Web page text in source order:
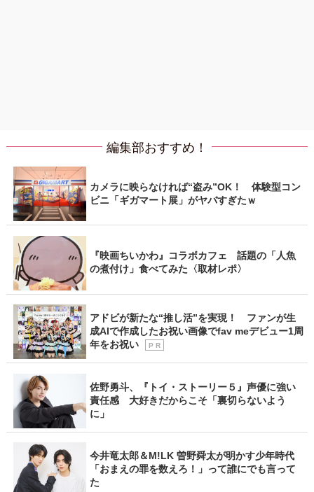
編集部おすすめ！
カメラに映らなければ“盗み”OK！ 体験型コン
ビニ「ギガマート展」がヤバすぎたｗ
『映画ちいかわ』コラボカフェ 話題の「人魚
の煮付け」食べてみた〈取材レポ〉
アドビが新たな“推し活”を実現！ ファンが生
成AIで作成したお祝い画像でfav meデビュー1周
年をお祝い
P R
佐野勇斗、『トイ・ストーリー５』声優に強い
責任感 大好きだからこそ「裏切らないよう
に」
今井竜太郎＆M!LK 曽野舜太が明かす少年時代
「おまえの罪を数えろ！」って誰にでも言って
た